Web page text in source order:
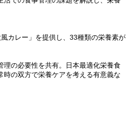
カレー」を提供し、33種類の栄養素が
の必要性を共有。日本最適化栄養食
の双方で栄養ケアを考える有意義な